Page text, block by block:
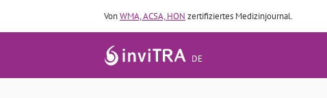
VonWMA, ACSA, HON zertifiziertes Medizinjournal.
DE